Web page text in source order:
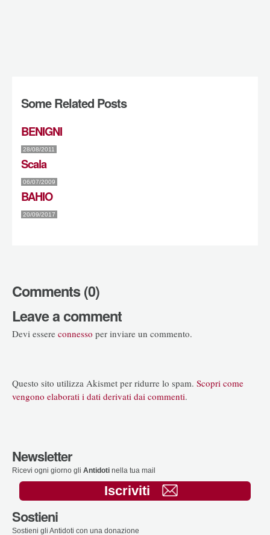
Some Related Posts
BENIGNI
28/08/2011
Scala
06/07/2009
BAHIO
20/09/2017
Comments (0)
Leave a comment
Devi essere connesso per inviare un commento.
Questo sito utilizza Akismet per ridurre lo spam. Scopri come
vengono elaborati i dati derivati dai commenti.
Newsletter
Ricevi ogni giorno gli Antidoti nella tua mail
Iscriviti
Sostieni
Sostieni gli Antidoti con una donazione